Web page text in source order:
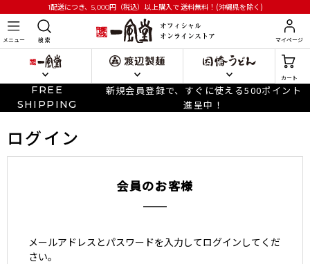
1配送につき、5,000円 （税込）以上購入で送料無料！(沖縄県を除く)
メニュー 検 索 マイページ
カート
FREE
SHIPPING
新規会員登録で、すぐに使える500ポイント
進呈中！
ログイン
会員のお客様
メールアドレスとパスワードを入力してログインしてくだ
さい。